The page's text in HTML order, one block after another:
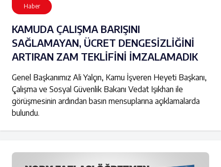
Haber
KAMUDA ÇALIŞMA BARIŞINI
SAĞLAMAYAN, ÜCRET DENGESİZLİĞİNİ
ARTIRAN ZAM TEKLİFİNİ İMZALAMADIK
Genel Başkanımız Ali Yalçın, Kamu İşveren Heyeti Başkanı,
Çalışma ve Sosyal Güvenlik Bakanı Vedat Işıkhan ile
görüşmesinin ardından basın mensuplarına açıklamalarda
bulundu.